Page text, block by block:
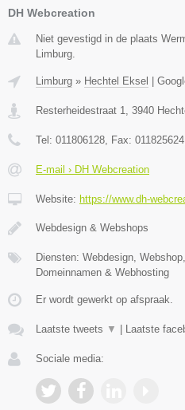
DH Webcreation
Niet gevestigd in de plaats
Limburg.
Limburg » Hechtel Eksel |
Resterheidestraat 1 3940
Tel: 011806128 , Fax: 011825624
E-mail › DH Webcreation
Website: https://www.dh-
Webdesign & Webshops
Diensten: Webdesign,
Domeinnamen & Webhosting
Er wordt gewerkt op afspraak.
Laatste tweets ▼ | Laatste
Sociale media: